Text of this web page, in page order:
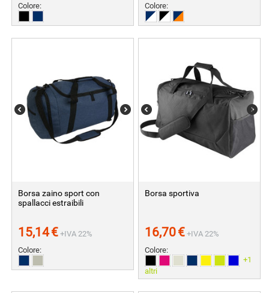
Colore:
Colore:
Borsa zaino sport con
spallacci estraibili
15,14€ +IVA 22%
Colore:
Borsa sportiva
16,70€ +IVA 22%
Colore:
+1
altri